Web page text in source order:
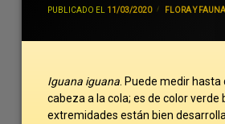
PUBLICADO EL 11/03/2020 CATEGORÍAS:
FLORA Y FAUNA
Iguana iguana . Puede medir
cabeza a la cola; es de color verde
extremidades están bien